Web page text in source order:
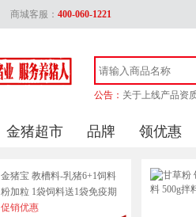
商城客服： 400-060-1221
公告： 关于上线产品资
金猪商城上线产
金猪超市 品牌 领优惠
金猪宝 教槽料-乳猪6+1饲料
粉加粒 1袋饲料送1袋免疫期
奶粉（含在饲料大包装内）
促销优惠